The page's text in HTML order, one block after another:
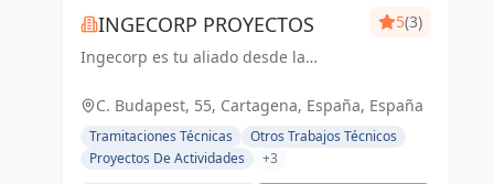
INGECORP PROYECTOS
Ingecorp es tu aliado desde la
proyecto. Especializados en licencias,
proyectos ejecutivos, reformas y
energía solar. Expertos compr...
5(3)
C. Budapest, 55, Cartagena, España, España
Tramitaciones Técnicas
Otros Trabajos Técnicos
Proyectos De Actividades
+3